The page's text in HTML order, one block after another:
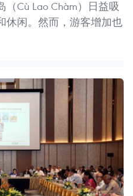
Cù Lao Chàm）日益吸
休闲。然而，游客增加也